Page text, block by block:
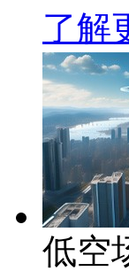
了解
低空